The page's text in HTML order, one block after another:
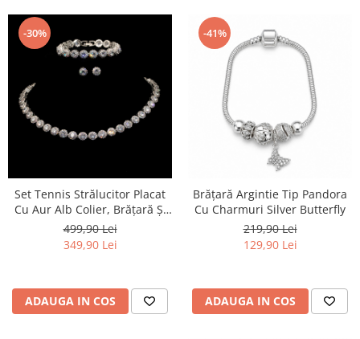
-30%
Set Tennis Strălucitor Placat
Cu Aur Alb Colier, Brățară Și
Cercei
499,90 Lei
349,90 Lei
ADAUGA IN COS
-41%
Brățară Argintie Tip Pandora
Cu Charmuri Silver Butterfly
219,90 Lei
129,90 Lei
ADAUGA IN COS